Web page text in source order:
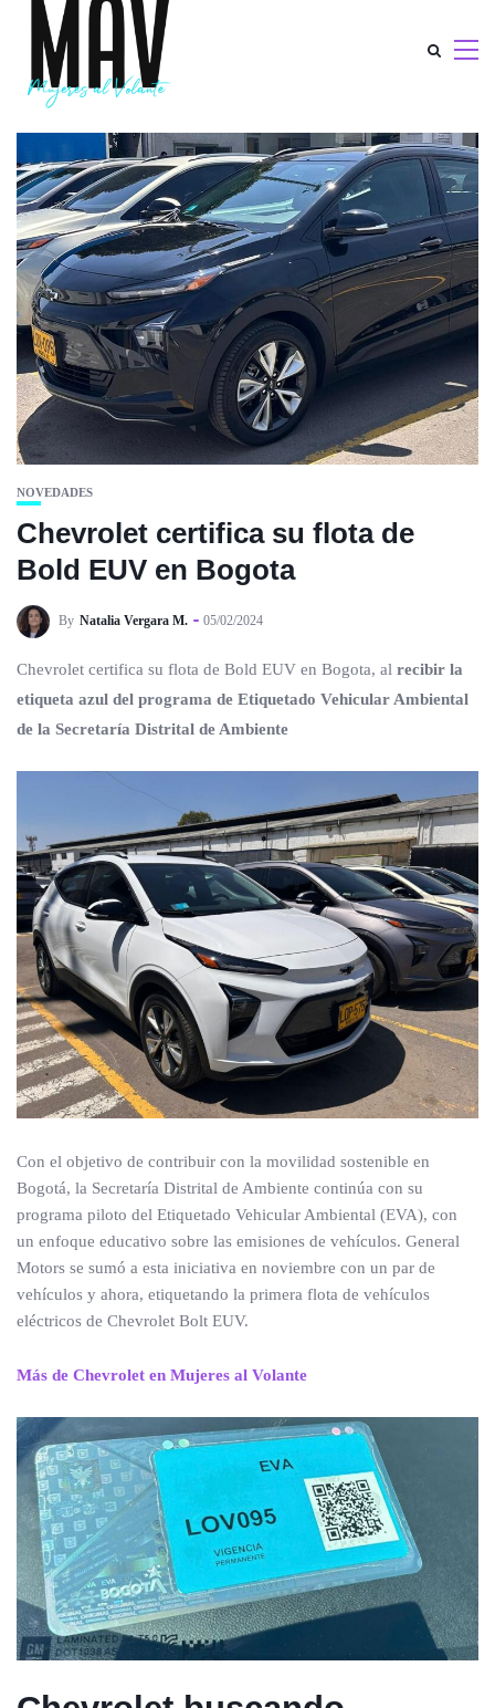
NOVEDADES
Chevrolet certifica su flota de
Bold EUV en Bogota
By Natalia Vergara M. 05/02/2024
Chevrolet certifica su flota de Bold EUV en Bogota, al recibir la
etiqueta azul del programa de Etiquetado Vehicular Ambiental
de la Secretaría Distrital de Ambiente
Con el objetivo de contribuir con la movilidad sostenible en
Bogotá, la Secretaría Distrital de Ambiente continúa con su
programa piloto del Etiquetado Vehicular Ambiental (EVA), con
un enfoque educativo sobre las emisiones de vehículos. General
Motors se sumó a esta iniciativa en noviembre con un par de
vehículos y ahora, etiquetando la primera flota de vehículos
eléctricos de Chevrolet Bolt EUV.
Más de Chevrolet en Mujeres al Volante